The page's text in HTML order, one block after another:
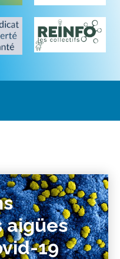
aigües
19